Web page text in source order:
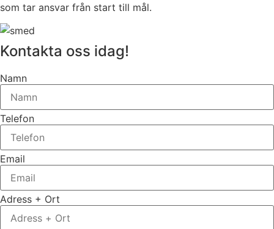
som tar ansvar från start till mål.
Kontakta oss idag!
Namn
Telefon
Email
Adress + Ort